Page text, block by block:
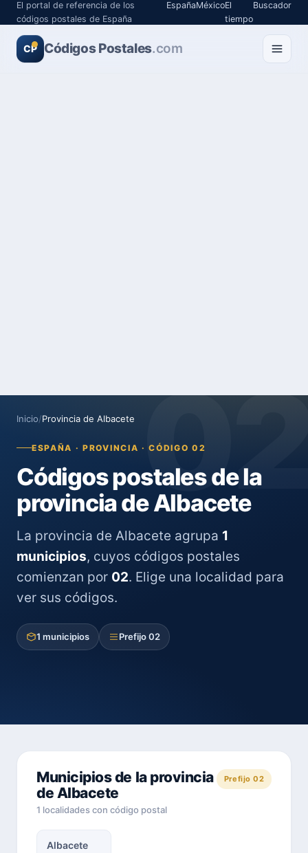
El portal de referencia de los
códigos postales de España
EspañaMéxicoEl
tiempo
Buscador
CP Códigos Postales.com
Inicio/Provincia de Albacete
ESPAÑA · PROVINCIA · CÓDIGO 02
Códigos postales de la
provincia de Albacete
La provincia de Albacete agrupa 1
municipios, cuyos códigos postales
comienzan por 02. Elige una localidad para
ver sus códigos.
1 municipios Prefijo 02
Municipios de la provincia
de Albacete
1 localidades con código postal
Prefijo 02
Albacete